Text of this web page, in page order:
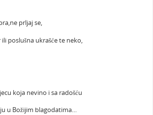
prljaj se,
poslušna ukrašće te neko,
koja nevino i sa radošću
u Božijim blagodatima…